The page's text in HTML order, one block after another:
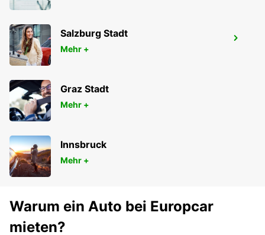
SARREBOURG DT
SARREBOURG - FRANCE
Salzburg Stadt
Mehr +
Graz Stadt
Mehr +
Innsbruck
Mehr +
Warum ein Auto bei Europcar
mieten?